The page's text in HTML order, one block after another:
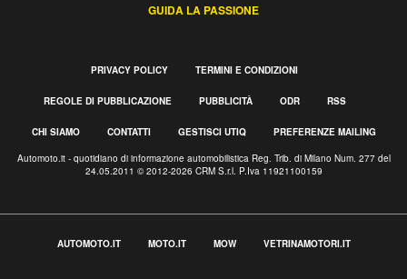
GUIDA LA PASSIONE
PRIVACY POLICY TERMINI E CONDIZIONI
REGOLE DI PUBBLICAZIONE PUBBLICITÀ ODR RSS
CHI SIAMO CONTATTI GESTISCI UTIQ PREFERENZE MAILING
Automoto.it - quotidiano di informazione automobilistica Reg. Trib. di Milano Num. 277 del
24.05.2011 © 2012-2026 CRM S.r.l. P.Iva 11921100159
AUTOMOTO.IT MOTO.IT MOW VETRINAMOTORI.IT